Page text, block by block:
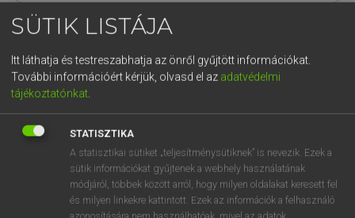
search
KERESÉS
Díjmentes angol szótár
mn lapát/spatul(y)a alakú
ige
spatulával/kenőlapáttal (fel)ken
SÜTIK LISTÁJA
Itt láthatja és testreszabhatja az önről gyűjtött információkat.
További információért kérjük, olvasd el az adatvédelmi
tájékoztatónkat
STATISZTIKA
A statisztikai sütiket „teljesítménysütiknek” is nevezik. Ezek a
sütik információkat gyűjtenek a webhely használatának
módjáról, többek között arról, hogy milyen oldalakat keresett fel
és milyen linkekre kattintott. Ezek az információk a felhasználó
GR
5 6 7 8 9 ö ü ó
r t z u i o p ő ú
k l ű
n m , . - AltGr